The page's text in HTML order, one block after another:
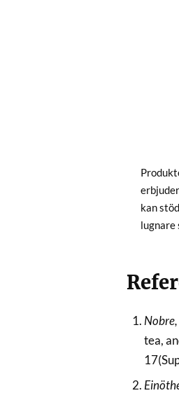
kan
lugnare
Nobre,
tea,